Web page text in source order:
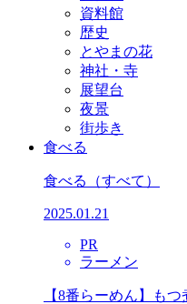
資料館
歴史
とやまの花
神社・寺
展望台
夜景
街歩き
食べる
食べる （すべて）
2025.01.21
PR
ラーメン
【8番らーめん】も